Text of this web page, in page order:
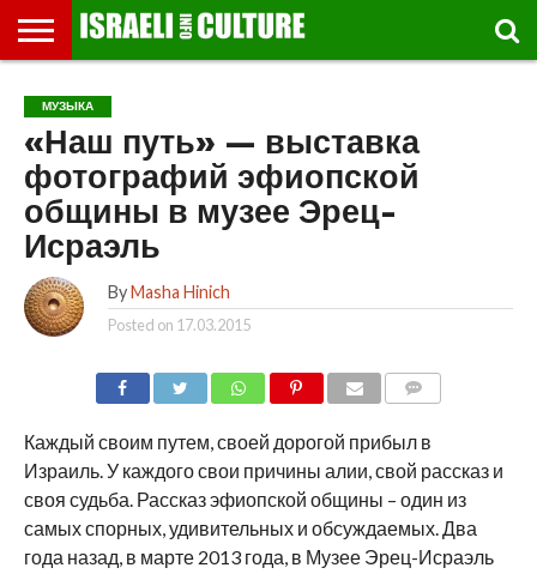
МУЗЕИ
СТРАНА
ФЕСТИВАЛЕЙ
ТЕАТР
КНИГИ.
ТЕКСТЫ
МУЗЫКА
РЕЛИГИЯ/
ИСТОРИЯ
ДВИЖЕНИЕ
ДЕТИ
ВЫХОДНОГО
ДНЯ
МАРШРУТЫ
ПРОГУЛЬЩИКА
ВИДЕО-
РЕЧИ
ВПЕЧАТЛЕНИЯ
ВСТРЕЧИ
И
ЛЕКЦИИ
ИНТЕРВЬЮ
КИНО
TEL
AVIV
GLOBAL
МУЗЫКА
«Наш путь» — выставка
фотографий эфиопской
общины в музее Эрец-
Исраэль
By Masha Hinich
Posted on 17.03.2015
Каждый своим путем, своей дорогой прибыл в
Израиль. У каждого свои причины алии, свой рассказ и
своя судьба. Рассказ эфиопской общины – один из
самых спорных, удивительных и обсуждаемых. Два
года назад, в марте 2013 года, в Музее Эрец-Исраэль